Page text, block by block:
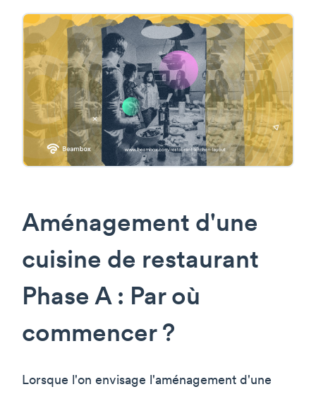
Aménagement d'une
cuisine de restaurant
Phase A : Par où
commencer ?
Lorsque l'on envisage l'aménagement d'une